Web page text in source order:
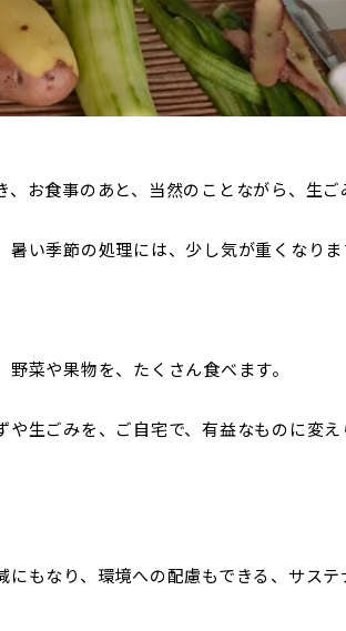
お食事のあと、当然のことながら、生ご
暑い季節の処理には、少し気が重くなりま
菜や果物を、たくさん食べます。
や生ごみを、ご自宅で、有益なものに変
にもなり、環境への配慮もできる、サス